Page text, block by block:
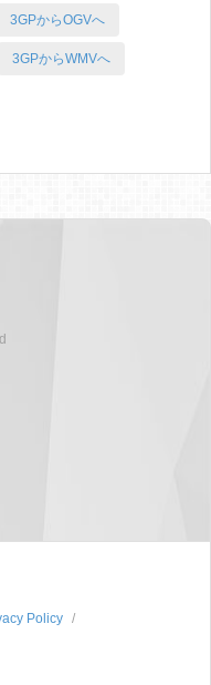
3GPからOGVへ
3GPからWMVへ
Policy